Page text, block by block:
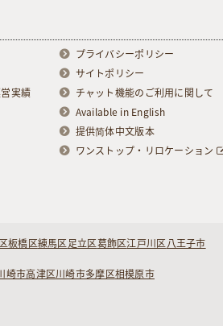
実績
プライバシーポリシー
サイトポリシー
チャット機能のご利用に関して
Available in English
提供简体中文版本
ワンストップ・リロケーション
板橋区練馬区足立区葛飾区江戸川区八王子市
崎市高津区川崎市多摩区相模原市